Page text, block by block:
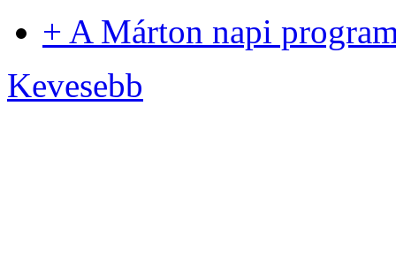
+ A Márton napi
Kevesebb